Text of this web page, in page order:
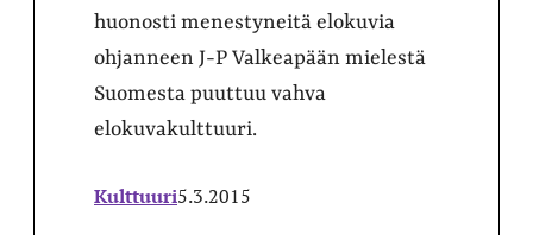
huonosti menestyneitä elokuvia
ohjanneen J-P Valkeapään mielestä
Suomesta puuttuu vahva
elokuvakulttuuri.
Kulttuuri5.3.2015